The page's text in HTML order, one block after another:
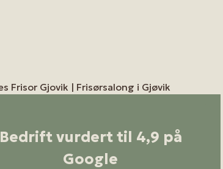
Bedrift vurdert til 4,9 på
Google